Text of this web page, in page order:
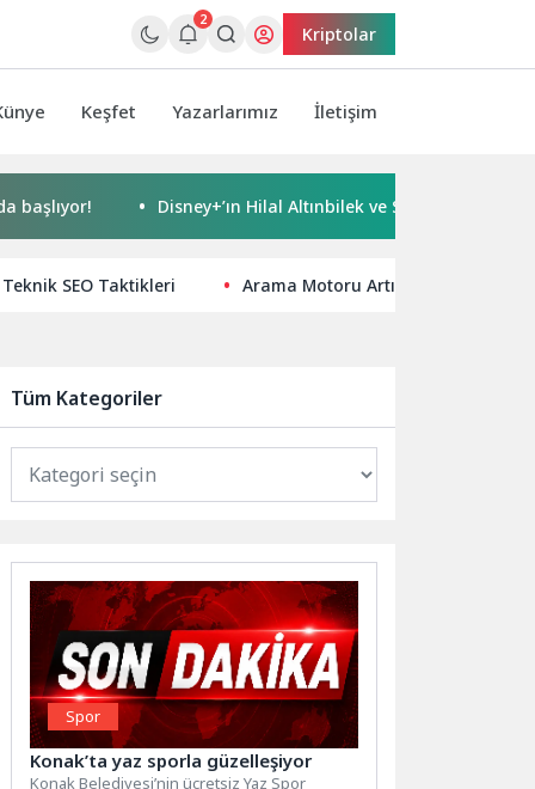
2
Kriptolar
Keşfet Yazarlarımız İletişim
Disney+’ın Hilal Altınbilek ve Serkan Çayoğlu’nun
SEO Taktikleri Arama Motoru Artık Gerçek Bir
Tüm Kategoriler
Spor
Konak’ta yaz sporla güzelleşiyor
Konak Belediyesi’nin ücretsiz Yaz Spor